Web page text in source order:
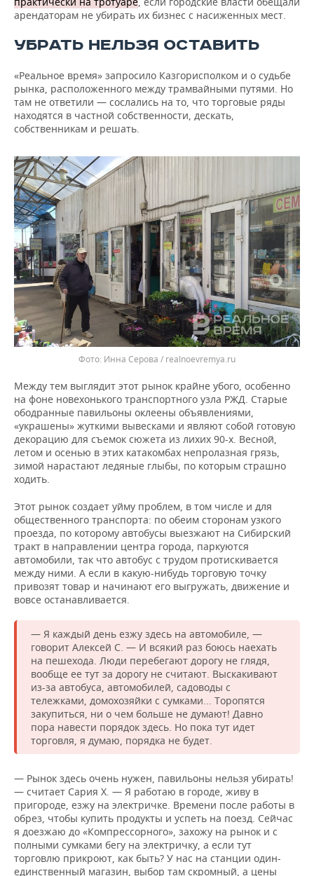
арендаторам не убирать их бизнес с насиженных мест.
УБРАТЬ НЕЛЬЗЯ ОСТАВИТЬ
«Реальное время» запросило Казгорисполком и о судьбе
рынка, расположенного между трамвайными путями. Но
там не ответили — сослались на то, что торговые ряды
находятся в частной собственности, дескать,
собственникам и решать.
Инна Серова / realnoevremya.ru
Между тем выглядит этот рынок крайне убого, особенно
на фоне новехонького транспортного узла РЖД. Старые
ободранные павильоны оклеены объявлениями,
«украшены» жуткими вывесками и являют собой готовую
декорацию для съемок сюжета из лихих 90-х. Весной,
летом и осенью в этих катакомбах непролазная грязь,
зимой нарастают ледяные глыбы, по которым страшно
ходить.
Этот рынок создает уйму проблем, в том числе и для
общественного транспорта: по обеим сторонам узкого
проезда, по которому автобусы выезжают на Сибирский
тракт в направлении центра города, паркуются
автомобили, так что автобус с трудом протискивается
между ними. А если в какую-нибудь торговую точку
привозят товар и начинают его выгружать, движение и
вовсе останавливается.
— Я каждый день езжу здесь на автомобиле, —
говорит Алексей С. — И всякий раз боюсь наехать
на пешехода. Люди перебегают дорогу не глядя,
вообще ее тут за дорогу не считают. Выскакивают
из-за автобуса, автомобилей, садоводы с
тележками, домохозяйки с сумками... Торопятся
закупиться, ни о чем больше не думают! Давно
пора навести порядок здесь. Но пока тут идет
торговля, я думаю, порядка не будет.
— Рынок здесь очень нужен, павильоны нельзя убирать!
— считает Сария Х. — Я работаю в городе, живу в
пригороде, езжу на электричке. Времени после работы в
обрез, чтобы купить продукты и успеть на поезд. Сейчас
я доезжаю до «Компрессорного», захожу на рынок и с
полными сумками бегу на электричку, а если тут
торговлю прикроют, как быть? У нас на станции один-
единственный магазин, выбор там скромный, а цены